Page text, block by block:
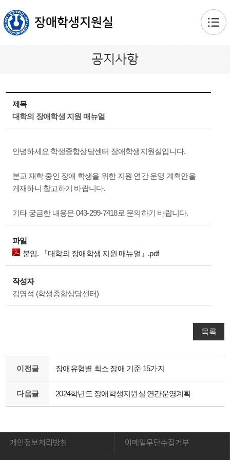
장애학생지원실
공지사항
제목
대학의 장애학생 지원 매뉴얼
안녕하세요 학생종합상담센터 장애학생지원실입니다.
본교 재학 중인 장애 학생을 위한 지원 연간 운영 계획안을
게재하니 참고하기 바랍니다.
기타 궁금한 내용은 043-299-7418로 문의하기 바랍니다.
파일
붙임. 「대학의 장애학생 지원 매뉴얼」.pdf
작성자
김영석 (학생종합상담센터)
목록
이전글 장애유형별 최소 장애 기준 15가지
다음글 2024학년도 장애학생지원실 연간운영계획
개인정보처리방침 이메일무단수집거부